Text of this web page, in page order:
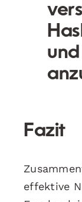
Fazit
effektive